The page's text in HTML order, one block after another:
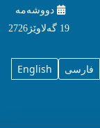
دووشه‌مه‌‌
19 گه‌لاوێژ2726
English فارسی